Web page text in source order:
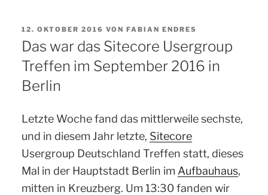
VERÖFFENTLICHT
AM
12. OKTOBER 2016 VON FABIAN ENDRES
Das war das Sitecore Usergroup
Treffen im September 2016 in
Berlin
Letzte Woche fand das mittlerweile sechste,
und in diesem Jahr letzte, Sitecore
Usergroup Deutschland Treffen statt, dieses
Mal in der Hauptstadt Berlin im Aufbauhaus,
mitten in Kreuzberg. Um 13:30 fanden wir